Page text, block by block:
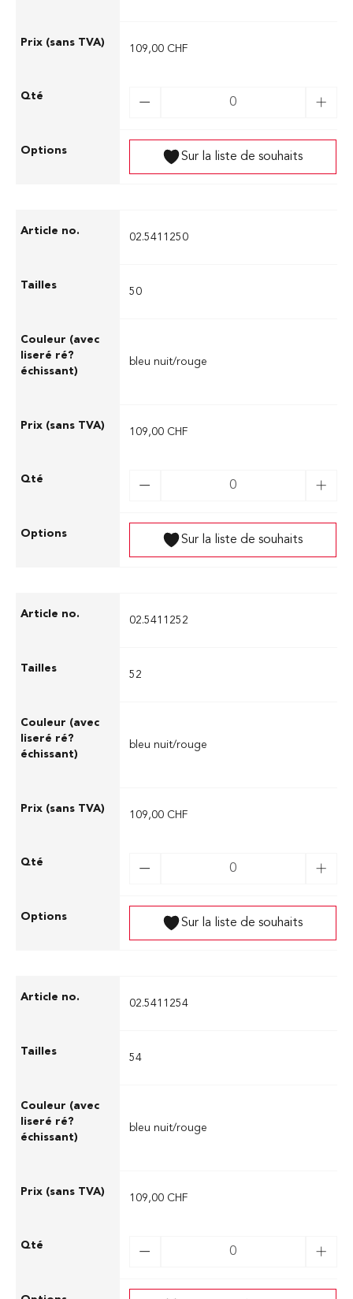
109,00 CHF
Sur la liste de souhaits
02.5411250
50
bleu nuit/rouge
109,00 CHF
Sur la liste de souhaits
02.5411252
52
bleu nuit/rouge
109,00 CHF
Sur la liste de souhaits
02.5411254
54
bleu nuit/rouge
109,00 CHF